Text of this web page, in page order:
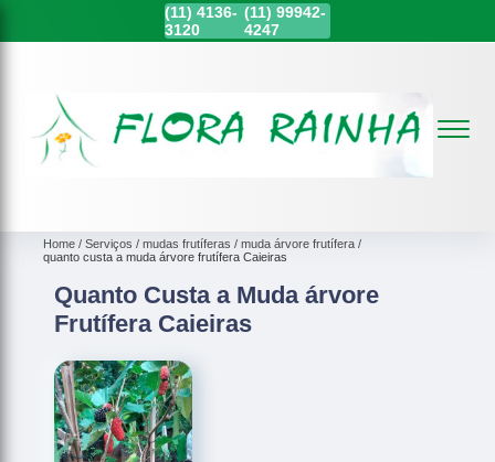
(11) 4136-
3120
(11)99942-
4247
Home Serviços mudas frutíferas
muda árvore frutífera
quanto custa a muda árvore frutífera Caieiras
Quanto Custa a Muda árvore
Frutífera Caieiras